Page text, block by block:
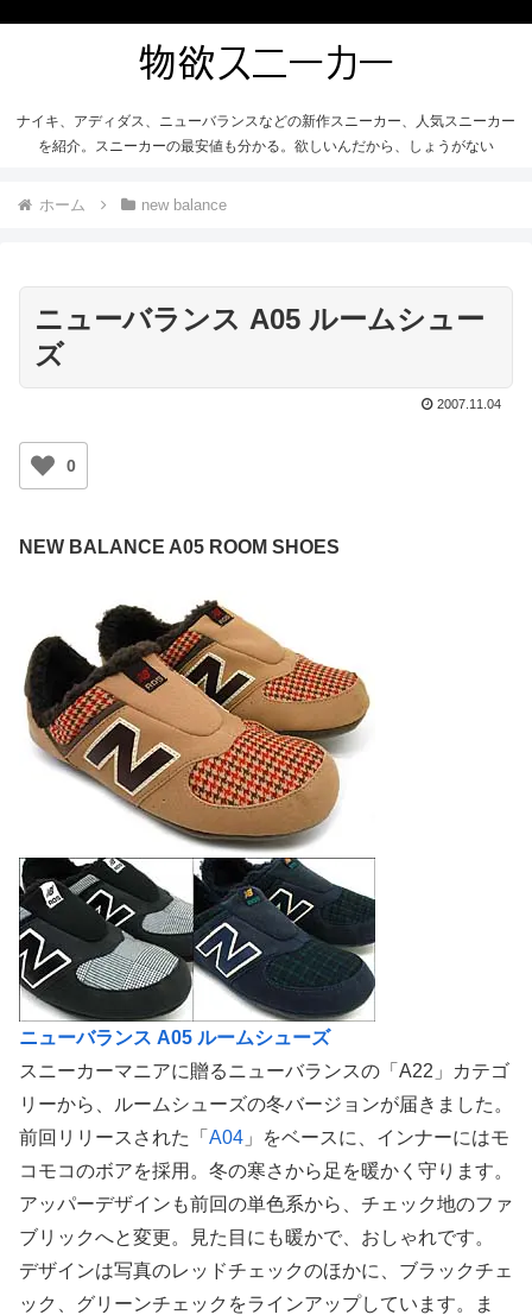
ナイキ、アディダス、ニューバランスなどの新作スニーカー、人気スニーカー
を紹介。スニーカーの最安値も分かる。欲しいんだから、しょうがない
ホーム new balance
ニューバランス A05 ルームシュー
ズ
2007.11.04
0
NEW BALANCE A05 ROOM SHOES
ニューバランス A05 ルームシューズ
スニーカーマニアに贈るニューバランスの「A22」カテゴ
リーから、ルームシューズの冬バージョンが届きました。
前回リリースされた「 A04 」をベースに、インナーにはモ
コモコのボアを採用。冬の寒さから足を暖かく守ります。
アッパーデザインも前回の単色系から、チェック地のファ
ブリックへと変更。見た目にも暖かで、おしゃれです。
デザインは写真のレッドチェックのほかに、ブラックチェ
ック、グリーンチェックをラインアップしています。ま